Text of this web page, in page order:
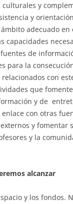
y
y
adecuado en
capacidades
de
para la
relacionados con
que
y de
con otras
y fomentar
y la
alcanzar
y los fondos.